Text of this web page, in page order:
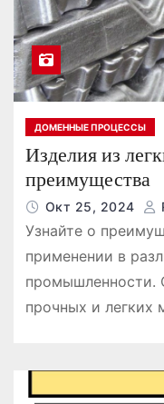
ДОМЕННЫЕ ПРОЦЕССЫ
Изделия из
преимущества
Окт 25, 2024
Узнайте о
применении в
промышленности.
прочных и легких